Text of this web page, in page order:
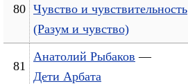
80 Чувство и чувствительность
(Разум и чувство)
81
Анатолий Рыбаков —
Дети Арбата